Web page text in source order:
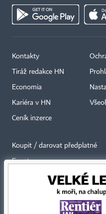
Kontakty
Tiráž redakce HN
Economia
Kariéra v HN
Ceník inzerce
Koupit / darovat předplatné
Eventy
Newslettery